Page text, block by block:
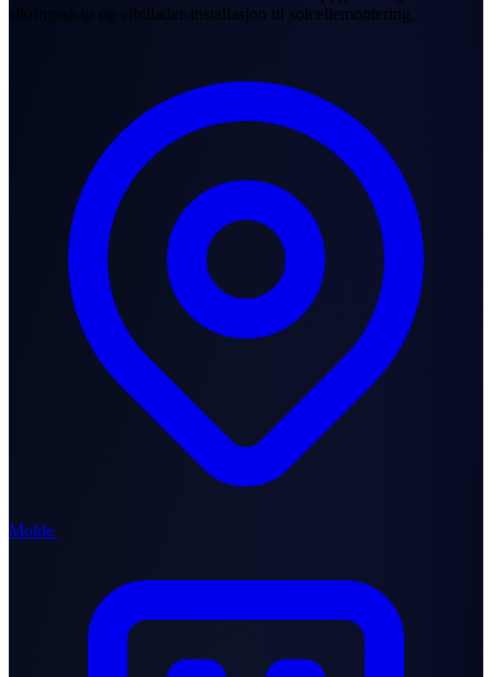
sikringsskap og elbillader-installasjon til solcellemontering.
Molde ·